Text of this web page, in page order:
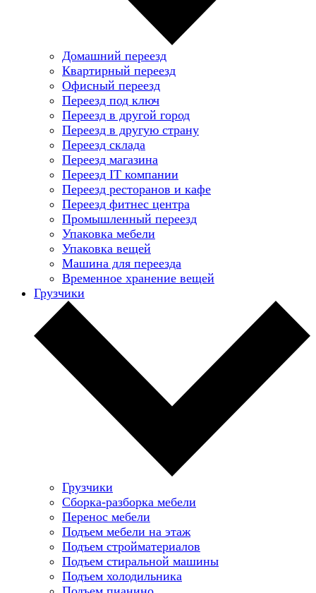
Домашний переезд
Квартирный переезд
Офисный переезд
Переезд под ключ
Переезд в другой город
Переезд в другую страну
Переезд склада
Переезд магазина
Переезд IT компании
Переезд ресторанов и кафе
Переезд фитнес центра
Промышленный переезд
Упаковка мебели
Упаковка вещей
Машина для переезда
Временное хранение вещей
Грузчики
Грузчики
Сборка-разборка мебели
Перенос мебели
Подъем мебели на этаж
Подъем стройматериалов
Подъем стиральной машины
Подъем холодильника